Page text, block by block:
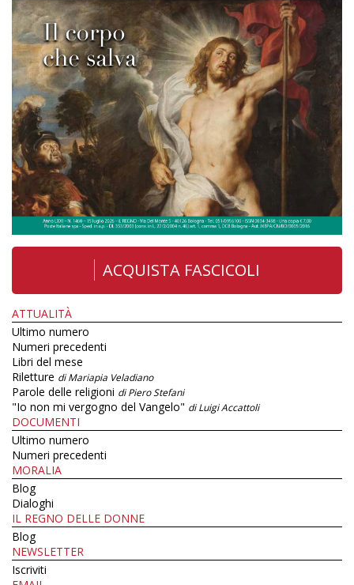
ACQUISTA FASCICOLI
ATTUALITÀ
Ultimo numero
Numeri precedenti
Libri del mese
Riletture di Mariapia Veladiano
Parole delle religioni di Piero Stefani
"Io non mi vergogno del Vangelo" di Luigi Accattoli
DOCUMENTI
Ultimo numero
Numeri precedenti
MORALIA
Blog
Dialoghi
IL REGNO DELLE DONNE
Blog
NEWSLETTER
Iscriviti